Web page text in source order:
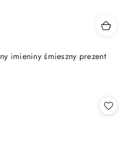
imieniny śmieszny prezent